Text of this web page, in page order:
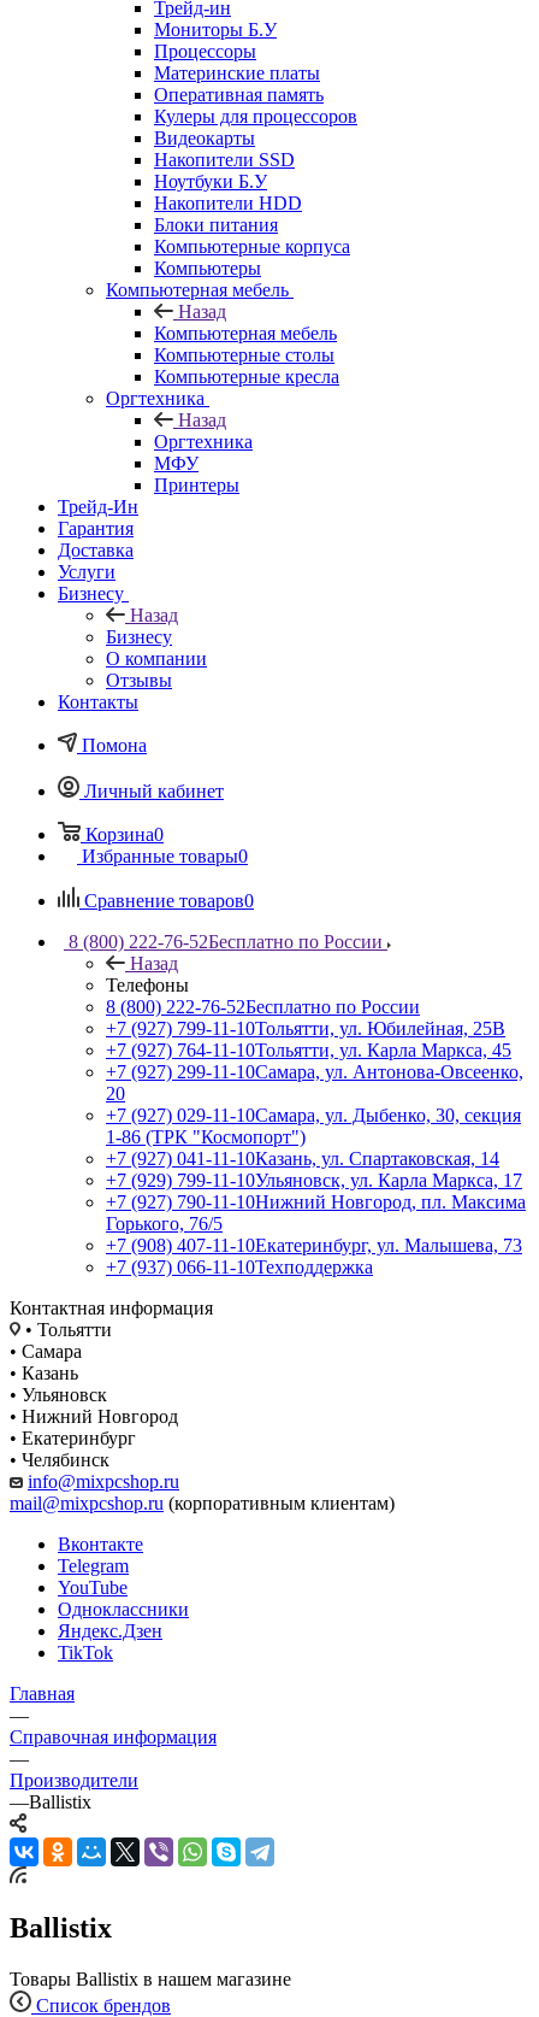
Трейд-ин
Мониторы Б.У
Процессоры
Материнские платы
Оперативная память
Кулеры для процессоров
Видеокарты
Накопители SSD
Ноутбуки Б.У
Накопители HDD
Блоки питания
Компьютерные корпуса
Компьютеры
Компьютерная мебель
Назад
Компьютерная мебель
Компьютерные столы
Компьютерные кресла
Оргтехника
Назад
Оргтехника
МФУ
Принтеры
Трейд-Ин
Гарантия
Доставка
Услуги
Бизнесу
Назад
Бизнесу
О компании
Отзывы
Контакты
Помона
Личный кабинет
Корзина0
Избранные товары0
Сравнение товаров0
8 (800) 222-76-52Бесплатно по России
Назад
Телефоны
8 (800) 222-76-52Бесплатно по России
+7 (927) 799-11-10Тольятти, ул. Юбилейная, 25В
+7 (927) 764-11-10Тольятти, ул. Карла Маркса, 45
+7 (927) 299-11-10Самара, ул. Антонова-Овсеенко,
20
+7 (927) 029-11-10Самара, ул. Дыбенко, 30, секция
1-86 (ТРК "Космопорт")
+7 (927) 041-11-10Казань, ул. Спартаковская, 14
+7 (929) 799-11-10Ульяновск, ул. Карла Маркса, 17
+7 (927) 790-11-10Нижний Новгород, пл. Максима
Горького, 76/5
+7 (908) 407-11-10Екатеринбург, ул. Малышева, 73
+7 (937) 066-11-10Техподдержка
Контактная информация
• Тольятти
• Самара
• Казань
• Ульяновск
• Нижний Новгород
• Екатеринбург
• Челябинск
info@mixpcshop.ru
mail@mixpcshop.ru (корпоративным клиентам)
Вконтакте
Telegram
YouTube
Одноклассники
Яндекс.Дзен
TikTok
Главная
—
Справочная информация
—
Производители
—Ballistix
Ballistix
Товары Ballistix в нашем магазине
Список брендов